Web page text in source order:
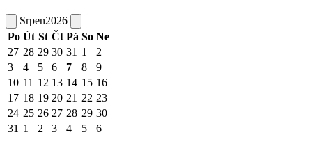
Srpen2026
Po Út St Čt Pá So Ne
27 28 29 30 31 1
2
3
4 5 6 7 8
9
10 11 12 13 14 15 16
17 18 19 20 21 22 23
24 25 26 27 28 29 30
31 1 2 3 4 5 6